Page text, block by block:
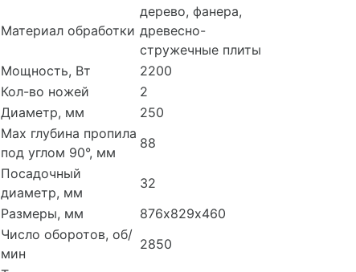
Материал обработки
дерево, фанера,
древесно-
стружечные плиты
Мощность, Вт
2200
Кол-во ножей
2
Диаметр, мм
250
Max глубина пропила
под углом 90°, мм
88
Посадочный
диаметр, мм
32
Размеры, мм
876х829х460
Число оборотов, об/
мин
2850